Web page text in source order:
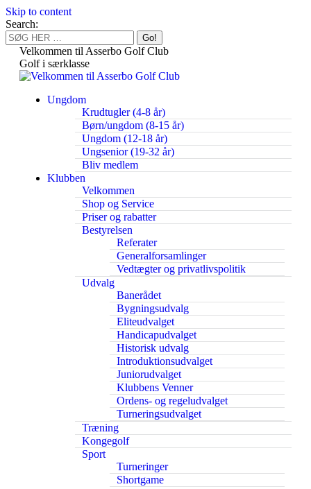
Skip to content
Search:
Velkommen til Asserbo Golf Club
Golf i særklasse
Ungdom
Krudtugler (4-8 år)
Børn/ungdom (8-15 år)
Ungdom (12-18 år)
Ungsenior (19-32 år)
Bliv medlem
Klubben
Velkommen
Shop og Service
Priser og rabatter
Bestyrelsen
Referater
Generalforsamlinger
Vedtægter og privatlivspolitik
Udvalg
Banerådet
Bygningsudvalg
Eliteudvalget
Handicapudvalget
Historisk udvalg
Introduktionsudvalget
Juniorudvalget
Klubbens Venner
Ordens- og regeludvalget
Turneringsudvalget
Træning
Kongegolf
Sport
Turneringer
Shortgame